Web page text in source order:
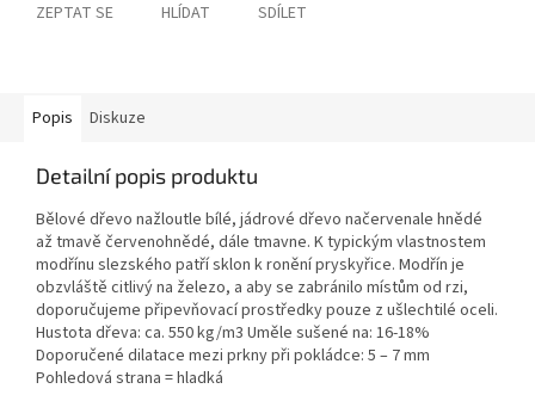
ZEPTAT SE HLÍDAT SDÍLET
Popis Diskuze
Detailní popis produktu
Bělové dřevo nažloutle bílé, jádrové dřevo načervenale hnědé
až tmavě červenohnědé, dále tmavne. K typickým vlastnostem
modřínu slezského patří sklon k ronění pryskyřice. Modřín je
obzvláště citlivý na železo, a aby se zabránilo místům od rzi,
doporučujeme připevňovací prostředky pouze z ušlechtilé oceli.
Hustota dřeva: ca. 550 kg/m3 Uměle sušené na: 16-18%
Doporučené dilatace mezi prkny při pokládce: 5 – 7 mm
Pohledová strana = hladká